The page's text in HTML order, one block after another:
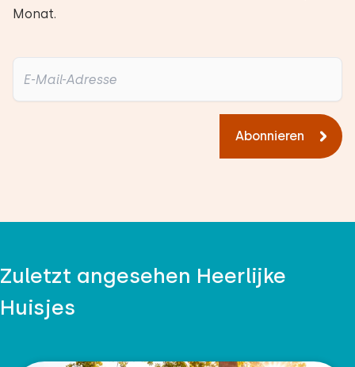
Monat.
Abonnieren
Zuletzt angesehen Heerlijke
Huisjes